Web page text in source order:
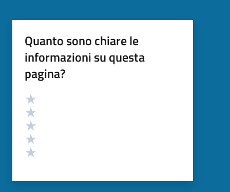
Quanto sono chiare le
informazioni su questa
pagina?
Valutazione